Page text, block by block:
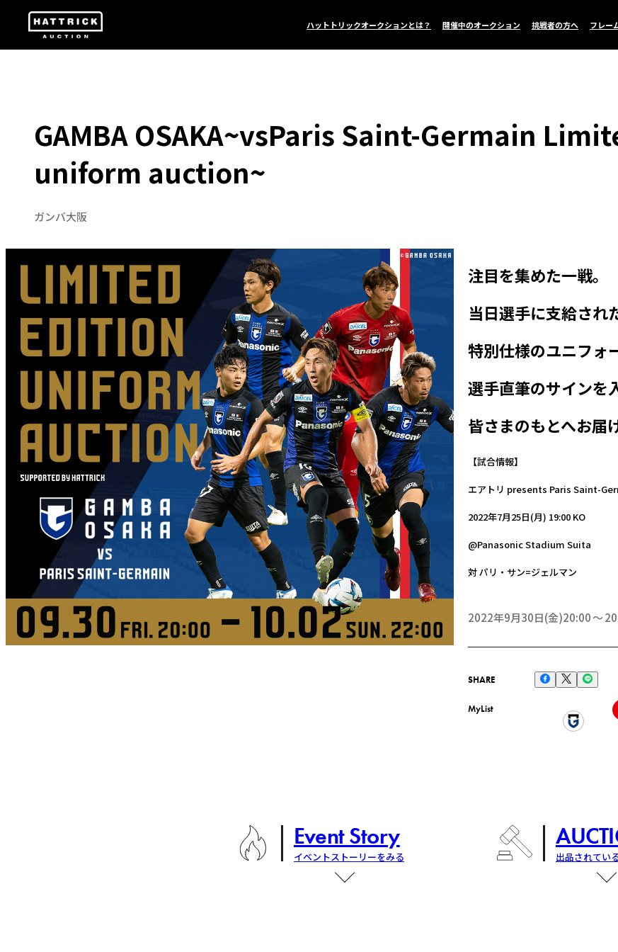
ハットトリックオークションとは？ 開催中のオークション 挑戦者の方へ フレー
GAMBA OSAKA~vsParis Saint-Germain
uniform auction~
ガンバ大阪
注目を集めた一戦。
当日選手に支給され
特別仕様のユニフォ
選手直筆のサインを
皆さまのもとへお届
【試合情報】
エアトリ presents Paris Saint-
2022年7月25日(月) 19:00 KO
@Panasonic Stadium Suita
対 パリ・サン=ジェルマン
2022年9月30日(金)20:00
SHARE
MyList
Event Story
イベントストーリーをみる 出品されてい